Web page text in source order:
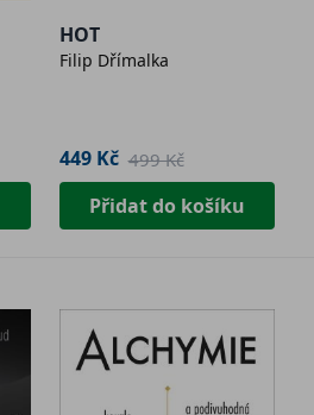
HOT
Filip Dřímalka
449 Kč 499 Kč
Přidat do košíku